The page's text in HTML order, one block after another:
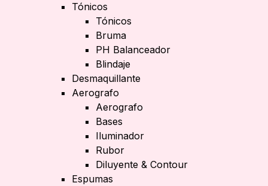
Tónicos
Tónicos
Bruma
PH Balanceador
Blindaje
Desmaquillante
Aerografo
Aerografo
Bases
Iluminador
Rubor
Diluyente & Contour
Espumas